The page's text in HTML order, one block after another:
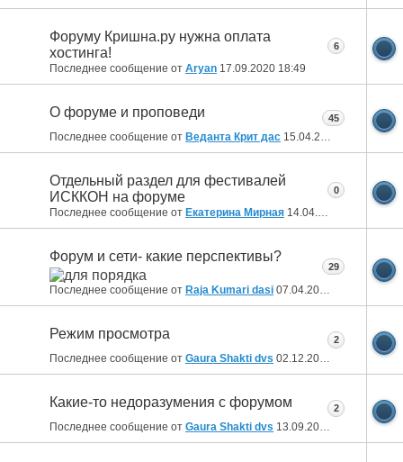
Форуму Кришна.ру нужна оплата
хостинга!
Последнее сообщение от Aryan 17.09.2020 18:49
6
О форуме и проповеди
Последнее сообщение от Веданта Крит дас 15.04.2020
45
Отдельный раздел для фестивалей
ИСККОН на форуме
Последнее сообщение от Екатерина Мирная 14.04.2020
0
Форум и сети- какие перспективы?
Последнее сообщение от Raja Kumari dasi 07.04.2020
29
Режим просмотра
Последнее сообщение от Gaura Shakti dvs 02.12.2019
2
Какие-то недоразумения с форумом
Последнее сообщение от Gaura Shakti dvs 13.09.2019
2